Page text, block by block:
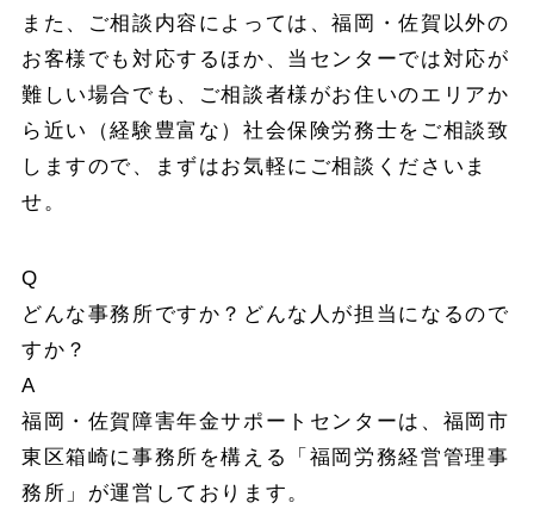
また、ご相談内容によっては、福岡・佐賀以外の
お客様でも対応するほか、当センターでは対応が
難しい場合でも、ご相談者様がお住いのエリアか
ら近い（経験豊富な）社会保険労務士をご相談致
しますので、まずはお気軽にご相談くださいま
せ。
Q
どんな事務所ですか？どんな人が担当になるので
すか？
A
福岡・佐賀障害年金サポートセンターは、福岡市
東区箱崎に事務所を構える「福岡労務経営管理事
務所」が運営しております。